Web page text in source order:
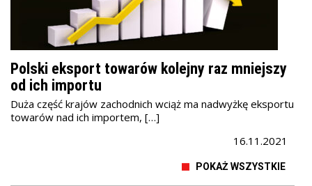
Polski eksport towarów kolejny raz mniejszy
od ich importu
Duża część krajów zachodnich wciąż ma nadwyżkę eksportu
towarów nad ich importem, […]
16.11.2021
POKAŻ WSZYSTKIE